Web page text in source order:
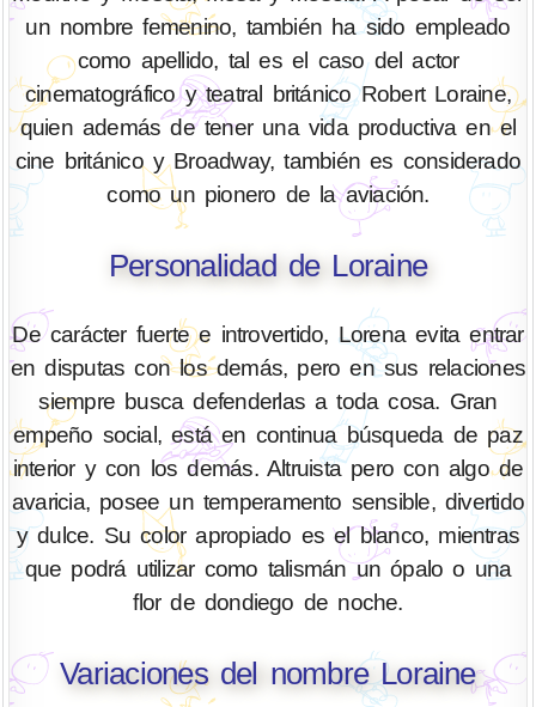
un nombre femenino, también ha sido empleado
como apellido, tal es el caso del actor
cinematográfico y teatral británico Robert Loraine,
quien además de tener una vida productiva en el
cine británico y Broadway, también es considerado
como un pionero de la aviación.
Personalidad de Loraine
De carácter fuerte e introvertido, Lorena evita entrar
en disputas con los demás, pero en sus relaciones
siempre busca defenderlas a toda cosa. Gran
empeño social, está en continua búsqueda de paz
interior y con los demás. Altruista pero con algo de
avaricia, posee un temperamento sensible, divertido
y dulce. Su color apropiado es el blanco, mientras
que podrá utilizar como talismán un ópalo o una
flor de dondiego de noche.
Variaciones del nombre Loraine